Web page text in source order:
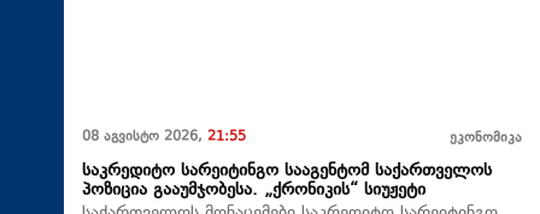
08 აგვისტო 2026, 21:55 ეკონომიკა
საკრედიტო სარეიტინგო სააგენტომ საქართველოს
პოზიცია გააუმჯობესა. „ქრონიკის“ სიუჟეტი